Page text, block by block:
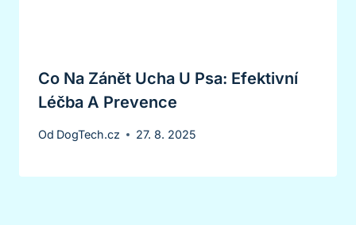
Co Na Zánět Ucha U Psa: Efektivní
Léčba A Prevence
Od DogTech.cz 27. 8. 2025